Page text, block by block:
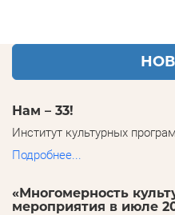
Нам – 33!
Институт культурных
Подробнее...
«Многомерность
мероприятия в июле